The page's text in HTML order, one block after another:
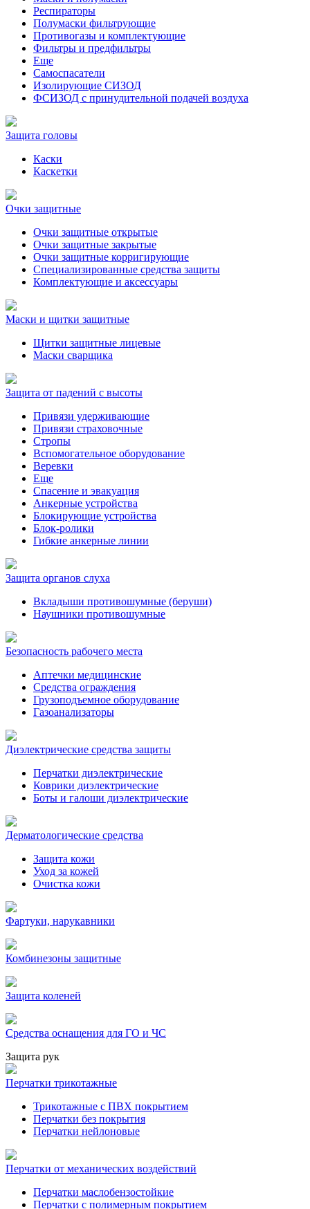
Респираторы
Полумаски фильтрующие
Противогазы и комплектующие
Фильтры и предфильтры
Еще
Самоспасатели
Изолирующие СИЗОД
ФСИЗОД с принудительной подачей воздуха
Защита головы
Каски
Каскетки
Очки защитные
Очки защитные открытые
Очки защитные закрытые
Очки защитные корригирующие
Специализированные средства защиты
Комплектующие и аксессуары
Маски и щитки защитные
Щитки защитные лицевые
Маски сварщика
Защита от падений с высоты
Привязи удерживающие
Привязи страховочные
Стропы
Вспомогательное оборудование
Веревки
Еще
Спасение и эвакуация
Анкерные устройства
Блокирующие устройства
Блок-ролики
Гибкие анкерные линии
Защита органов слуха
Вкладыши противошумные (беруши)
Наушники противошумные
Безопасность рабочего места
Аптечки медицинские
Средства ограждения
Грузоподъемное оборудование
Газоанализаторы
Диэлектрические средства защиты
Перчатки диэлектрические
Коврики диэлектрические
Боты и галоши диэлектрические
Дерматологические средства
Защита кожи
Уход за кожей
Очистка кожи
Фартуки, нарукавники
Комбинезоны защитные
Защита коленей
Средства оснащения для ГО и ЧС
Защита рук
Перчатки трикотажные
Трикотажные с ПВХ покрытием
Перчатки без покрытия
Перчатки нейлоновые
Перчатки от механических воздействий
Перчатки маслобензостойкие
Перчатки с полимерным покрытием